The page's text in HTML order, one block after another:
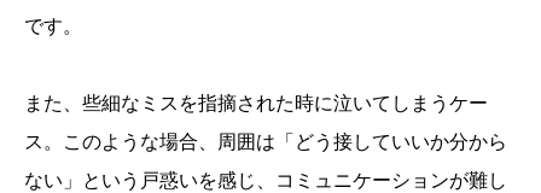
です。
また、些細なミスを指摘された時に泣いてしまうケー
ス。このような場合、周囲は「どう接していいか分から
ない」という戸惑いを感じ、コミュニケーションが難し